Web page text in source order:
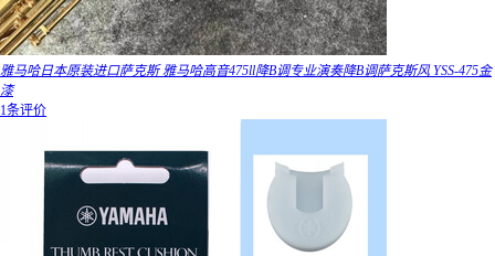
雅马哈日本原装进口萨克斯 雅马哈高音475ll降B调专业演奏降B调萨克斯风 YSS-475金
漆
1条评价